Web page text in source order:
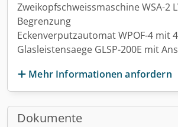
Zweikopfschweissmaschine WSA-2
Begrenzung
Eckenverputzautomat WPOF-4 mit
Glasleistensaege GLSP-200E mit
Mehr Informationen anfordern
Dokumente